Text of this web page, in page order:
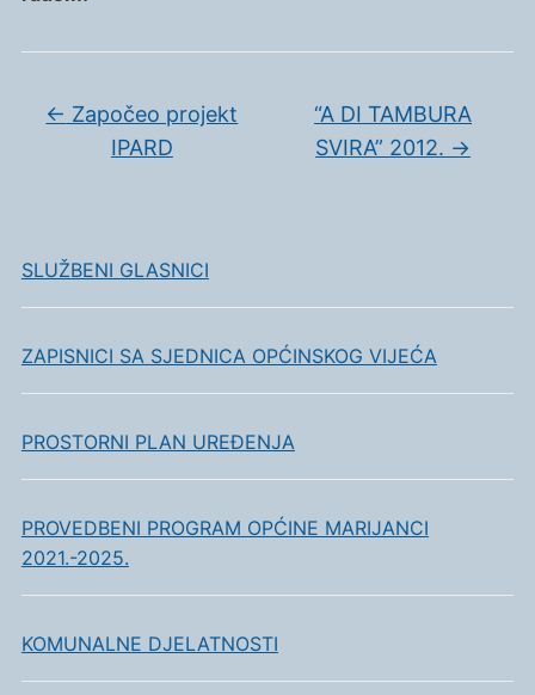
SLUŽBENI GLASNICI
ZAPISNICI SA SJEDNICA OPĆINSKOG VIJEĆA
PROSTORNI PLAN UREĐENJA
PROVEDBENI PROGRAM OPĆINE MARIJANCI
2021.-2025.
KOMUNALNE DJELATNOSTI
← Započeo projekt
IPARD
“A DI TAMBURA
SVIRA” 2012. →